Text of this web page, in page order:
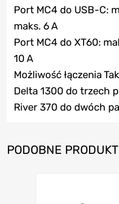
Port MC4 do USB-C:
maks. 6 A
Port MC4 do XT60:
10 A
Możliwość łączenia
Delta 1300 do trzech
River 370 do dwóch
PODOBNE